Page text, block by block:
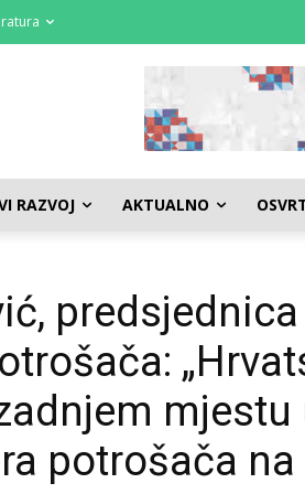
RAZVOJ AKTUALNO
predsjednica
mjestu
potrošača na